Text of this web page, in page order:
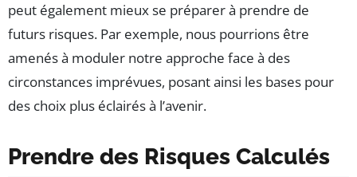
peut également mieux se préparer à prendre de
futurs risques. Par exemple, nous pourrions être
amenés à moduler notre approche face à des
circonstances imprévues, posant ainsi les bases pour
des choix plus éclairés à l’avenir.
Prendre des Risques Calculés